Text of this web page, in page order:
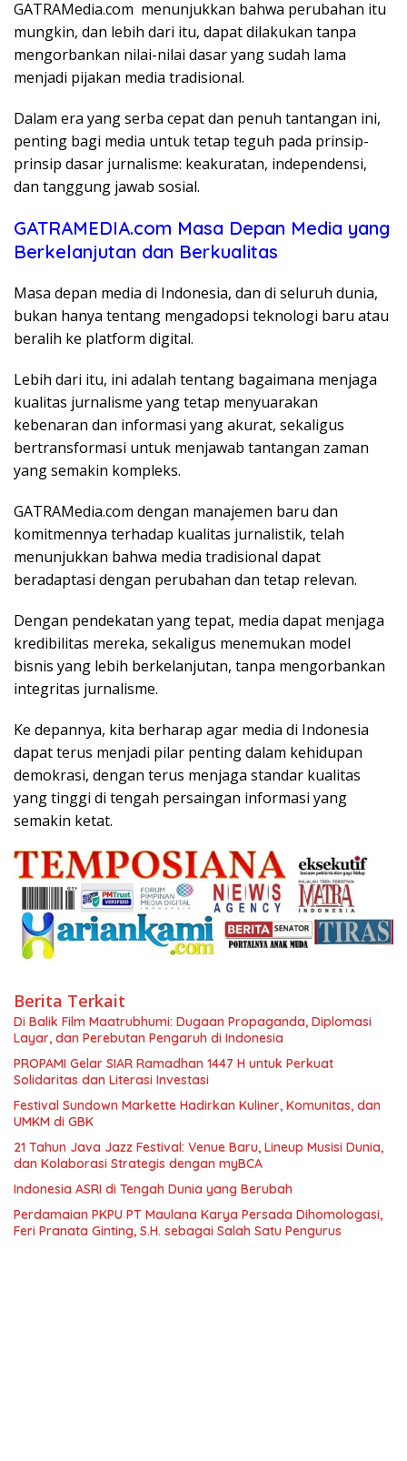
GATRAMedia.com menunjukkan bahwa perubahan itu
mungkin, dan lebih dari itu, dapat dilakukan tanpa
mengorbankan nilai-nilai dasar yang sudah lama
menjadi pijakan media tradisional.
Dalam era yang serba cepat dan penuh tantangan ini,
penting bagi media untuk tetap teguh pada prinsip-
prinsip dasar jurnalisme: keakuratan, independensi,
dan tanggung jawab sosial.
GATRAMEDIA.com Masa Depan Media yang
Berkelanjutan dan Berkualitas
Masa depan media di Indonesia, dan di seluruh dunia,
bukan hanya tentang mengadopsi teknologi baru atau
beralih ke platform digital.
Lebih dari itu, ini adalah tentang bagaimana menjaga
kualitas jurnalisme yang tetap menyuarakan
kebenaran dan informasi yang akurat, sekaligus
bertransformasi untuk menjawab tantangan zaman
yang semakin kompleks.
GATRAMedia.com dengan manajemen baru dan
komitmennya terhadap kualitas jurnalistik, telah
menunjukkan bahwa media tradisional dapat
beradaptasi dengan perubahan dan tetap relevan.
Dengan pendekatan yang tepat, media dapat menjaga
kredibilitas mereka, sekaligus menemukan model
bisnis yang lebih berkelanjutan, tanpa mengorbankan
integritas jurnalisme.
Ke depannya, kita berharap agar media di Indonesia
dapat terus menjadi pilar penting dalam kehidupan
demokrasi, dengan terus menjaga standar kualitas
yang tinggi di tengah persaingan informasi yang
semakin ketat.
Berita Terkait
Di Balik Film Maatrubhumi: Dugaan Propaganda, Diplomasi
Layar, dan Perebutan Pengaruh di Indonesia
PROPAMI Gelar SIAR Ramadhan 1447 H untuk Perkuat
Solidaritas dan Literasi Investasi
Festival Sundown Markette Hadirkan Kuliner, Komunitas, dan
UMKM di GBK
21 Tahun Java Jazz Festival: Venue Baru, Lineup Musisi Dunia,
dan Kolaborasi Strategis dengan myBCA
Indonesia ASRI di Tengah Dunia yang Berubah
Perdamaian PKPU PT Maulana Karya Persada Dihomologasi,
Feri Pranata Ginting, S.H. sebagai Salah Satu Pengurus